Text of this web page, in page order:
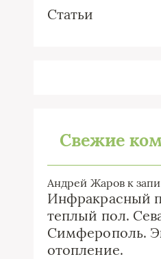
Статьи
Свежие
Андрей Жаровк
Инфракрасный
теплый пол.
Симферополь.
отопление.